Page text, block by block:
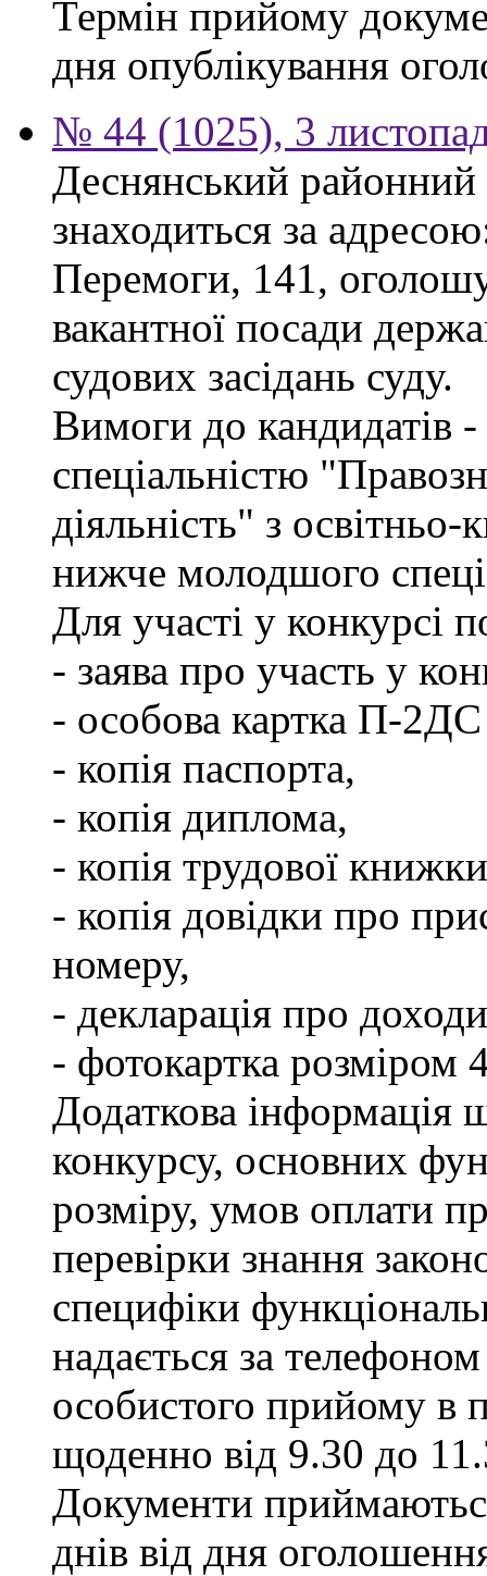
Термін прийому
дня опублікування
№ 44 (1025), 3
Деснянський
знаходиться за
Перемоги, 141,
вакантної посади
судових засідань суду.
Вимоги до кандидатів -
спеціальністю
діяльність" з
нижче молодшого
Для участі у конкурсі
- заява про участь у
- особова картка П-
- копія паспорта,
- копія диплома,
- копія трудової
- копія довідки про
номеру,
- декларація про
- фотокартка розміром
Додаткова інформація
конкурсу, основних
розміру, умов оплати
перевірки знання
специфіки
надається за
особистого прийому в
щоденно від 9.30 до
Документи
днів від дня